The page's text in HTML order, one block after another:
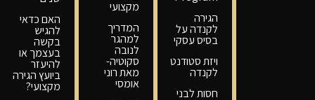
הגירה
לקנדה על
בסיס עסקי
ויזת סטודנט
לקנדה
חסות לבני
מקצועי
המדריך
למהגר
לנובה
סקוטיה-
מאת רוני
אומסי
האם כדאי
להגיש
בקשה
בעצמך או
להיעזר
ביועץ הגירה
מקצועי?